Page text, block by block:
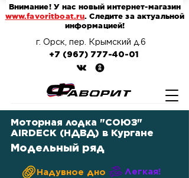
г. Орск, пер. Крымский д.6
+7 (967) 777-40-01
Внимание! У нас новый интернет-магазин
www.favoritboat.ru. Следите за актуальной
информацией!
Моторная лодка "СОЮЗ"
AIRDECK (НДВД) в Кургане
Модельный ряд
Надувное дно Легкая!